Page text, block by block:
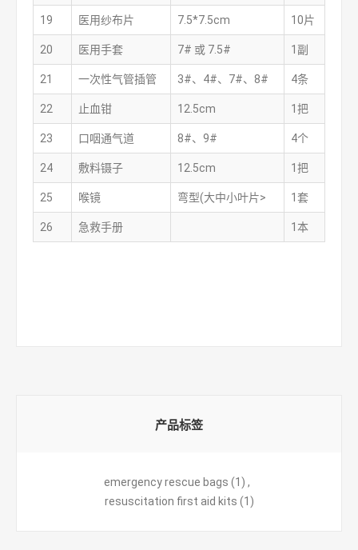
19 医用纱布片 7.5*7.5cm 10片
20 医用手套 7# 或 7.5# 1副
21 一次性气管插管 3#、4#、7#、8# 4条
22 止血钳 12.5cm 1把
23 口咽通气道 8#、9# 4个
24 敷料镊子 12.5cm 1把
25 喉镜 弯型(大中小叶片> 1套
26 急救手册 1本
产品标签
emergency rescue bags (1) ,
resuscitation first aid kits (1)